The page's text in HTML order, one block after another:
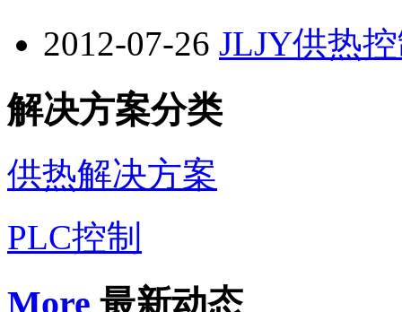
2012-07-26 JLJY供热
解决方案分类
供热解决方案
PLC控制
More 最新动态